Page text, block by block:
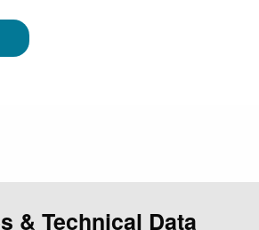
& Technical Data